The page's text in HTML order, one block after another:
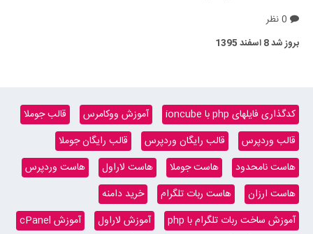
بروز شد8 اسفند 1395
کدگذاری فایلهای php با ioncube آموزش ووکامرس
قالب جوملا
قالب وردپرس
قالب رایگان وردپرس
قالب رایگان جوملا
هاست نامحدود
هاست جوملا هاست لاراول
هاست وردپرس
هاست ارزان
هاست ربات تلگرام
خرید دامنه
آموزش ساخت ربات تلگرام با php
آموزش لاراول
آموزش cPanel